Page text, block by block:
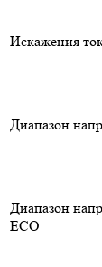
Искажения
Диапазон
Диапазон
ECO